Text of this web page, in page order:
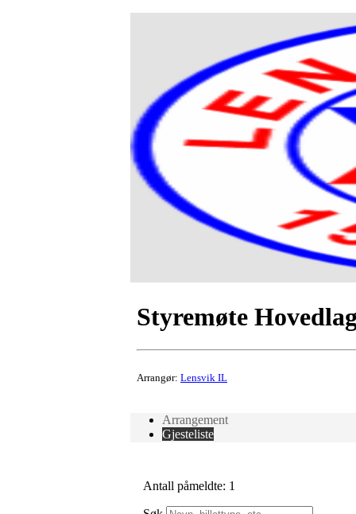
Styremøte
Arrangør: Lensvik IL
Arrangement
Gjesteliste
Antall påmeldte: 1